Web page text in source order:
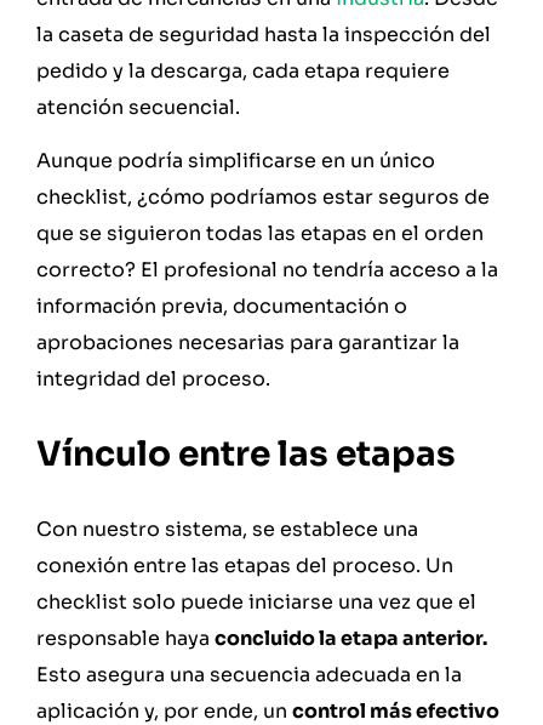
la caseta de seguridad hasta la inspección del
pedido y la descarga, cada etapa requiere
atención secuencial.
Aunque podría simplificarse en un único
checklist, ¿cómo podríamos estar seguros de
que se siguieron todas las etapas en el orden
correcto? El profesional no tendría acceso a la
información previa, documentación o
aprobaciones necesarias para garantizar la
integridad del proceso.
Vínculo entre las etapas
Con nuestro sistema, se establece una
conexión entre las etapas del proceso. Un
checklist solo puede iniciarse una vez que el
responsable haya concluido la etapa anterior.
Esto asegura una secuencia adecuada en la
aplicación y, por ende, un control más efectivo